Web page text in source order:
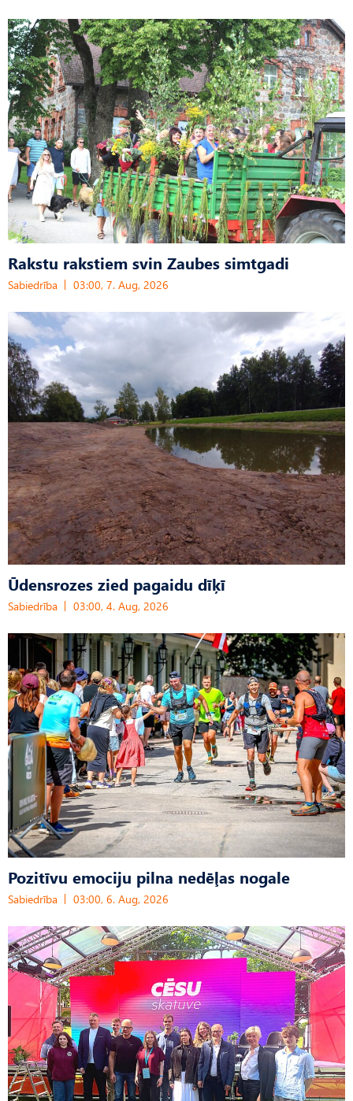
Rakstu rakstiem svin Zaubes simtgadi
Sabiedrība 03:00, 7. Aug, 2026
Ūdensrozes zied pagaidu dīķī
Sabiedrība 03:00, 4. Aug, 2026
Pozitīvu emociju pilna nedēļas nogale
Sabiedrība 03:00, 6. Aug, 2026